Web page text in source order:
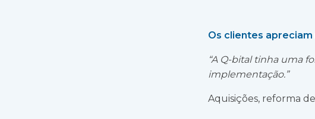
Os clientes
“A Q-bital tinha uma
implementação.”
Aquisições, reforma